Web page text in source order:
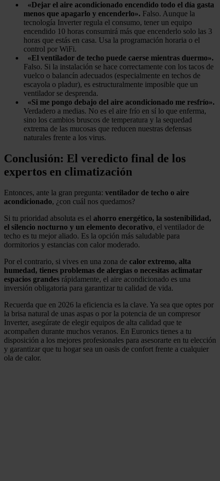
«Dejar el aire acondicionado encendido todo el día gasta
menos que apagarlo y encenderlo». Falso. Aunque la
tecnología Inverter regula el consumo, tener un equipo
encendido 10 horas consumirá más que encenderlo solo las 3
horas que estás en casa. Usa la programación horaria o el
control por WiFi.
«El ventilador de techo puede caerse mientras duermo».
Falso. Si la instalación se hace correctamente con los tacos de
vuelco o balancín adecuados (especialmente en techos de
escayola o pladur), es estructuralmente imposible que un
ventilador se desprenda.
«Si me pongo debajo del aire acondicionado me resfrío».
Verdadero a medias. No es el aire frío en sí lo que enferma,
sino los cambios bruscos de temperatura y la sequedad
extrema de las mucosas que reducen nuestras defensas
naturales frente a los virus.
Conclusión: El veredicto final de los
expertos en climatización
Entonces, ante la gran pregunta: ventilador de techo o aire
acondicionado, ¿con cuál nos quedamos?
Si tu prioridad absoluta es el ahorro energético, la sostenibilidad,
el silencio nocturno y un elemento decorativo, el ventilador de
techo es tu mejor aliado. Es la opción más saludable para
dormitorios y estancias con calor moderado.
Por el contrario, si vives en una zona de calor extremo, alta
humedad, tienes problemas de alergias o necesitas aclimatar
espacios grandes rápidamente, el aire acondicionado es una
inversión obligatoria para garantizar tu calidad de vida.
Recuerda que en 2026 la eficiencia es la clave. Ya sea que optes por
la brisa natural de unas aspas o por la potencia de un compresor
Inverter, asegúrate de elegir equipos de alta calidad que te
acompañen durante muchos veranos. En Euronics tienes a tu
disposición a los mejores profesionales para asesorarte en tu elección
y garantizar que tu hogar sea un oasis de confort frente a cualquier
ola de calor.